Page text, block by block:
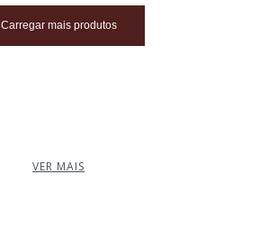
Carregar mais produtos
VER MAIS